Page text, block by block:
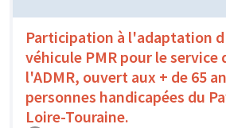
Participation à l'adaptation
véhicule PMR pour le service
l'ADMR, ouvert aux + de 65
personnes handicapées du
Loire-Touraine.